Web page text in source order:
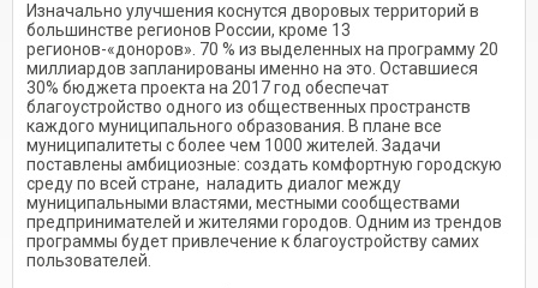
Изначально улучшения коснутся дворовых территорий в
большинстве регионов России, кроме 13
регионов-«доноров». 70 % из выделенных на программу 20
миллиардов запланированы именно на это. Оставшиеся
30% бюджета проекта на 2017 год обеспечат
благоустройство одного из общественных пространств
каждого муниципального образования. В плане все
муниципалитеты с более чем 1000 жителей. Задачи
поставлены амбициозные: создать комфортную городскую
среду по всей стране, наладить диалог между
муниципальными властями, местными сообществами
предпринимателей и жителями городов. Одним из трендов
программы будет привлечение к благоустройству самих
пользователей.